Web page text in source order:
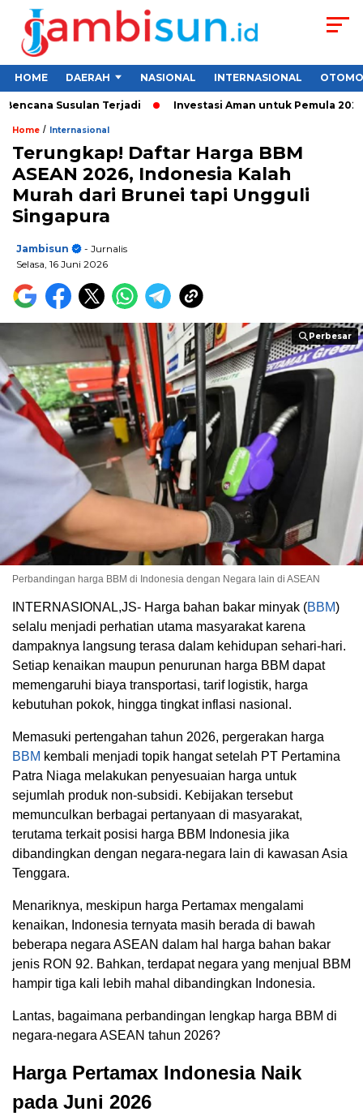
HOME DAERAH NASIONAL INTERNASIONAL
Susulan Terjadi Investasi Aman untuk Pemula 2026:
Home / Internasional
Terungkap! Daftar Harga BBM
ASEAN 2026, Indonesia Kalah
Murah dari Brunei tapi Ungguli
Singapura
Jambisun
- Jurnalis
Selasa, 16 Juni 2026
Perbesar
Perbesar
Perbandingan harga BBM di Indonesia dengan Negara lain di ASEAN
INTERNASIONAL,JS- Harga bahan bakar minyak (BBM)
selalu menjadi perhatian utama masyarakat karena
dampaknya langsung terasa dalam kehidupan sehari-hari.
Setiap kenaikan maupun penurunan harga BBM dapat
memengaruhi biaya transportasi, tarif logistik, harga
kebutuhan pokok, hingga tingkat inflasi nasional.
Memasuki pertengahan tahun 2026, pergerakan harga
BBM kembali menjadi topik hangat setelah PT Pertamina
Patra Niaga melakukan penyesuaian harga untuk
sejumlah produk non-subsidi. Kebijakan tersebut
memunculkan berbagai pertanyaan di masyarakat,
terutama terkait posisi harga BBM Indonesia jika
dibandingkan dengan negara-negara lain di kawasan Asia
Tenggara.
Menariknya, meskipun harga Pertamax mengalami
kenaikan, Indonesia ternyata masih berada di bawah
beberapa negara ASEAN dalam hal harga bahan bakar
jenis RON 92. Bahkan, terdapat negara yang menjual BBM
hampir tiga kali lebih mahal dibandingkan Indonesia.
Lantas, bagaimana perbandingan lengkap harga BBM di
negara-negara ASEAN tahun 2026?
Harga Pertamax Indonesia Naik
pada Juni 2026